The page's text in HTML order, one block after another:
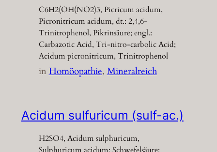
C6H2(OH(NO2)3, Picricum acidum,
Picronitricum acidum, dt.: 2,4,6-
Trinitrophenol, Pikrinsäure; engl.:
Carbazotic Acid, Tri-nitro-carbolic Acid;
Acidum picronitricum, Trinitrophenol
inHomöopathie, Mineralreich
Acidum sulfuricum (sulf-ac.)
H2SO4, Acidum sulphuricum,